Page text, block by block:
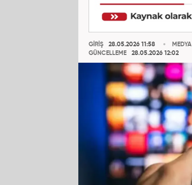
GİRİŞ
28.05.2026 11:58
GÜNCELLEME
28.05.2026 12:02
MEDYA